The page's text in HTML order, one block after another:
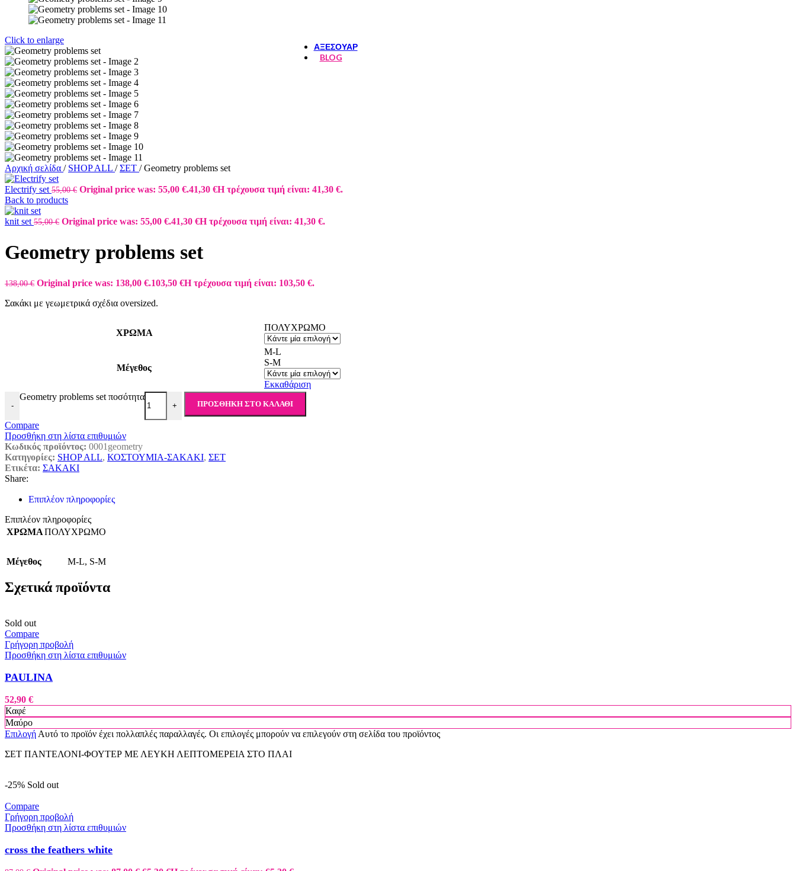
ΑΞΕΣΟΥΑΡ
BLOG
Click to enlarge
Αρχική σελίδα / SHOP ALL / ΣΕΤ / Geometry problems set
Electrify set 55,00€ Original price was: 55,00 €.41,30 €Η τρέχουσα τιμή είναι: 41,30 €.
Back to products
knit set 55,00€ Original price was: 55,00 €.41,30 €Η τρέχουσα τιμή είναι: 41,30 €.
Geometry problems set
138,00€ Original price was: 138,00 €.103,50 €Η τρέχουσα τιμή είναι: 103,50 €.
Σακάκι με γεωμετρικά σχέδια oversized.
ΧΡΩΜΑ
ΠΟΛΥΧΡΩΜΟ
Μέγεθος
M-L
S-M
Εκκαθάριση
-
Geometry problems set ποσότητα
+ ΠΡΟΣΘΉΚΗ ΣΤΟ ΚΑΛΆΘΙ
Compare
Προσθήκη στη λίστα επιθυμιών
Κωδικός προϊόντος: 0001geometry
Κατηγορίες: SHOP ALL, ΚΟΣΤΟΥΜΙΑ-ΣΑΚΑΚΙ, ΣΕΤ
Ετικέτα: ΣΑΚΑΚΙ
Share:
Επιπλέον πληροφορίες
Επιπλέον πληροφορίες
ΧΡΩΜΑΠΟΛΥΧΡΩΜΟ
Μέγεθος M-L, S-M
Σχετικά προϊόντα
Sold out
Compare
Γρήγορη προβολή
Προσθήκη στη λίστα επιθυμιών
PAULINA
52,90 €
Καφέ
Μαύρο
Επιλογή Αυτό το προϊόν έχει πολλαπλές παραλλαγές. Οι επιλογές μπορούν να επιλεγούν στη σελίδα του προϊόντος
ΣΕΤ ΠΑΝΤΕΛΟΝΙ-ΦΟΥΤΕΡ ΜΕ ΛΕΥΚΗ ΛΕΠΤΟΜΕΡΕΙΑ ΣΤΟ ΠΛΑΙ
-25% Sold out
Compare
Γρήγορη προβολή
Προσθήκη στη λίστα επιθυμιών
cross the feathers white